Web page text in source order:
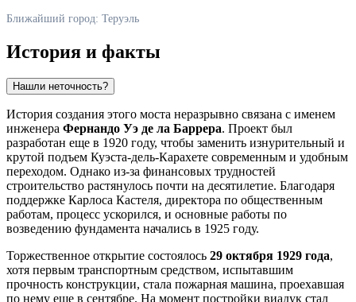
Ближайший город: Теруэль
История и факты
Нашли неточность?
История создания этого моста неразрывно связана с именем
инженера Фернандо Уэ де ла Баррера. Проект был
разработан еще в 1920 году, чтобы заменить изнурительный и
крутой подъем Куэста-дель-Карахете современным и удобным
переходом. Однако из-за финансовых трудностей
строительство растянулось почти на десятилетие. Благодаря
поддержке Карлоса Кастеля, директора по общественным
работам, процесс ускорился, и основные работы по
возведению фундамента начались в 1925 году.
Торжественное открытие состоялось 29 октября 1929 года,
хотя первым транспортным средством, испытавшим
прочность конструкции, стала пожарная машина, проехавшая
по нему еще в сентябре. На момент постройки виадук стал